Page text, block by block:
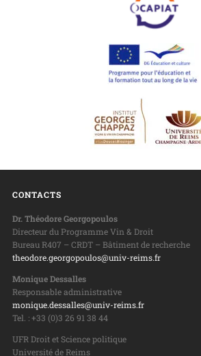
CONTACTS
Dr. Théodore Georgopoulos
Directeur du Programme Vin & Droit
Bureau R407 – CRDT – Bâtiment de recherche
theodore.georgopoulos@univ-reims.fr
Monique Dessalles
Responsable administrative
monique.dessalles@univ-reims.fr
Tel. : +33 (0)3 26 91 38 44
UFR Droit et Science politique
Université de Reims